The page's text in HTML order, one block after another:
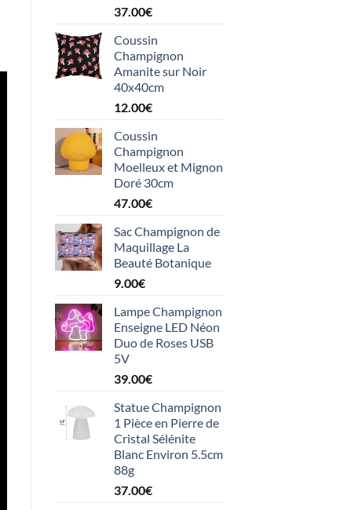
37.00€
Coussin
Champignon
Amanite sur Noir
40x40cm
12.00€
Coussin
Champignon
Moelleux et Mignon
Doré 30cm
47.00€
Sac Champignon de
Maquillage La
Beauté Botanique
9.00€
Lampe Champignon
Enseigne LED Néon
Duo de Roses USB
5V
39.00€
Statue Champignon
1 Pièce en Pierre de
Cristal Sélénite
Blanc Environ 5.5cm
88g
37.00€